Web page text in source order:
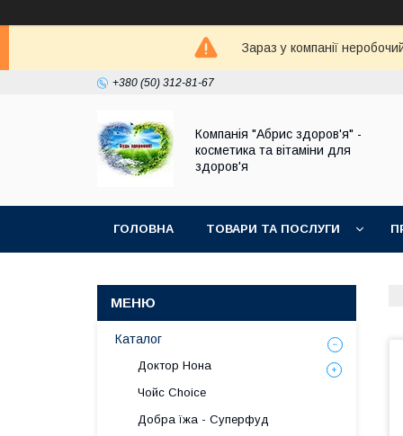
Зараз у компанії
+380 (50) 312-81-67
Компанія "Абрис здоров'я" -
косметика та вітаміни для
здоров'я
ГОЛОВНА ТОВАРИ ТА ПОСЛУГИ
Каталог
Доктор Нона
Чойс Choice
Добра їжа - Суперфуд